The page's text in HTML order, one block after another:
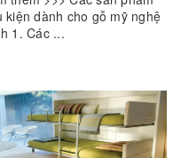
kiện dành cho gỗ mỹ nghệ
1. Các ...